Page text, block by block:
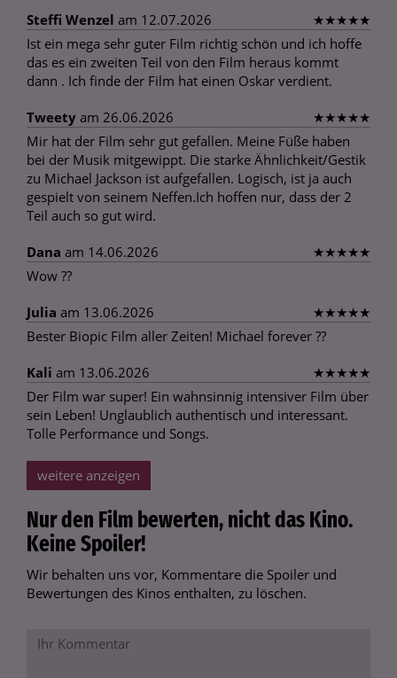
Steffi Wenzel am 12.07.2026 ★★★★★
Ist ein mega sehr guter Film richtig schön und ich hoffe
das es ein zweiten Teil von den Film heraus kommt
dann . Ich finde der Film hat einen Oskar verdient.
Tweety am 26.06.2026 ★★★★★
Mir hat der Film sehr gut gefallen. Meine Füße haben
bei der Musik mitgewippt. Die starke Ähnlichkeit/Gestik
zu Michael Jackson ist aufgefallen. Logisch, ist ja auch
gespielt von seinem Neffen.Ich hoffen nur, dass der 2
Teil auch so gut wird.
Dana am 14.06.2026 ★★★★★
Wow ??
Julia am 13.06.2026 ★★★★★
Bester Biopic Film aller Zeiten! Michael forever ??
Kali am 13.06.2026 ★★★★★
Der Film war super! Ein wahnsinnig intensiver Film über
sein Leben! Unglaublich authentisch und interessant.
Tolle Performance und Songs.
weitere anzeigen
Nur den Film bewerten, nicht das Kino.
Keine Spoiler!
Wir behalten uns vor, Kommentare die Spoiler und
Bewertungen des Kinos enthalten, zu löschen.